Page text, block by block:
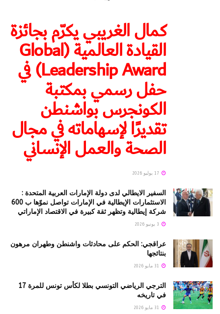
كمال الغريبي يكرّم بجائزة
القيادة العالمية (Global
Leadership Award) في
حفل رسمي بمكتبة
الكونجرس بواشنطن
تقديرًا لإسهاماته في مجال
الصحة والعمل الإنساني
السفير الايطالي لدى دولة الإمارات العربية المتحدة :
الاستثمارات الإيطالية في الإمارات تواصل نموّها ب 600
شركة إيطالية وتظهر ثقة كبيرة في الاقتصاد الإماراتي
عراقجي: الحكم على محادثات واشنطن وطهران مرهون
بنتائجها
الترجي الرياضي التونسي بطلا لكأس تونس للمرة 17
في تاريخه